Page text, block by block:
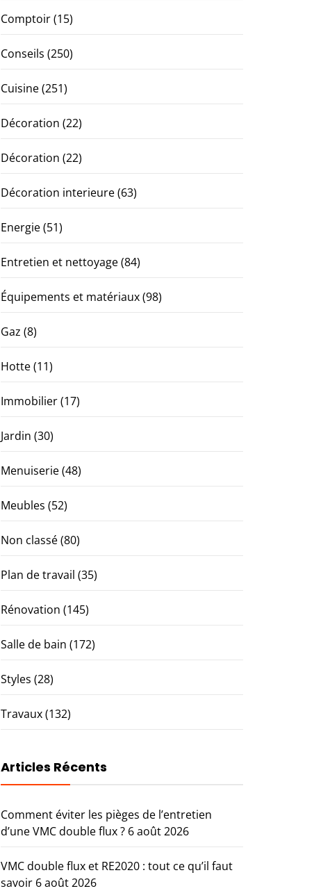
Comptoir(15)
Conseils (250)
Cuisine(251)
Décoration (22)
Décoration (22)
Décoration interieure(63)
Energie(51)
Entretien et nettoyage(84)
Équipements et matériaux(98)
Gaz (8)
Hotte(11)
Immobilier(17)
Jardin (30)
Menuiserie(48)
Meubles (52)
Non classé(80)
Plan de travail (35)
Rénovation (145)
Salle de bain (172)
Styles (28)
Travaux(132)
Articles Récents
Comment éviter les pièges de l’entretien
d’une VMC double flux ? 6 août 2026
VMC double flux et RE2020 : tout ce qu’il faut
savoir 6 août 2026